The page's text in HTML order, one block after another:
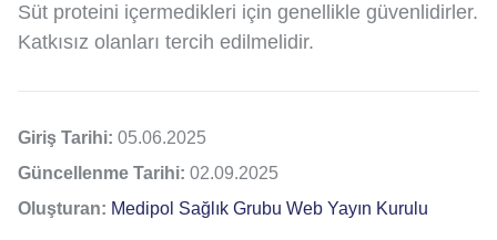
Süt proteini içermedikleri için genellikle güvenlidirler.
Katkısız olanları tercih edilmelidir.
Giriş Tarihi: 05.06.2025
Güncellenme Tarihi: 02.09.2025
Oluşturan: Medipol Sağlık Grubu Web Yayın Kurulu